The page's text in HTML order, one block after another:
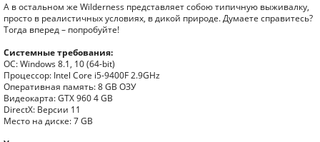
А в остальном же Wilderness представляет собою типичную выживалку,
просто в реалистичных условиях, в дикой природе. Думаете справитесь?
Тогда вперед – попробуйте!
Системные требования:
ОС: Windows 8.1, 10 (64-bit)
Процессор: Intel Core i5-9400F 2.9GHz
Оперативная память: 8 GB ОЗУ
Видеокарта: GTX 960 4 GB
DirectX: Версии 11
Место на диске: 7 GB